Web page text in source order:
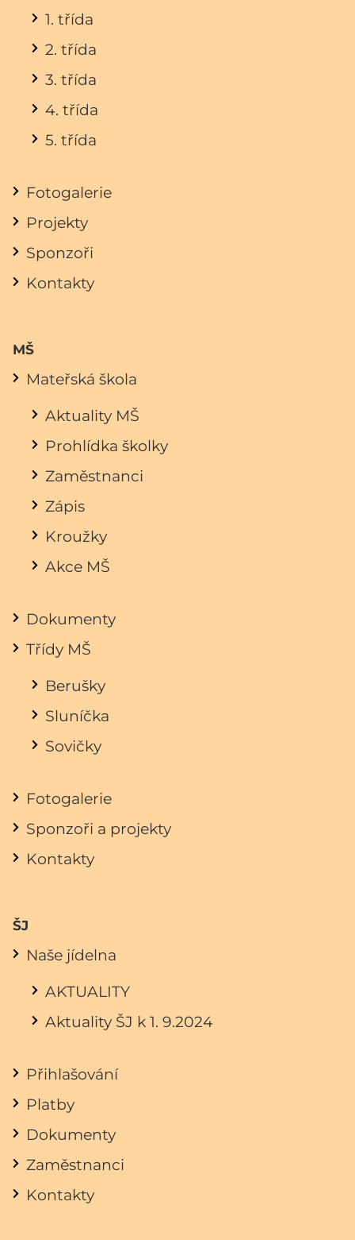
1. třída
2. třída
3. třída
4. třída
5. třída
Fotogalerie
Projekty
Sponzoři
Kontakty
MŠ
Mateřská škola
Aktuality MŠ
Prohlídka školky
Zaměstnanci
Zápis
Kroužky
Akce MŠ
Dokumenty
Třídy MŠ
Berušky
Sluníčka
Sovičky
Fotogalerie
Sponzoři a projekty
Kontakty
ŠJ
Naše jídelna
AKTUALITY
Aktuality ŠJ k 1. 9.2024
Přihlašování
Platby
Dokumenty
Zaměstnanci
Kontakty